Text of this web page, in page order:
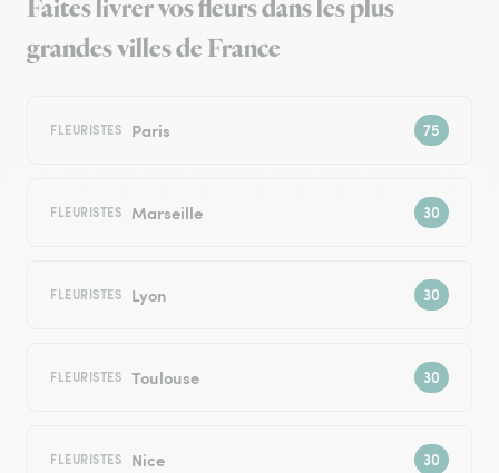
Faites livrer vos fleurs dans les plus
grandes villes de France
FLEURISTES Paris
FLEURISTES Marseille
FLEURISTES Lyon
FLEURISTES Toulouse
FLEURISTES Nice